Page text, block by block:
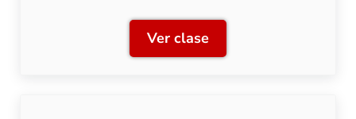
Ver claseClase 8: Configuración de